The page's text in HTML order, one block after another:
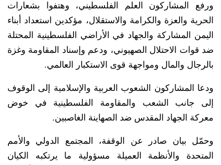
ورفع المشاركون العلم الفلسطيني، وهتفوا بشعارات
الحرية والعزة والكرامة والاستقلال، مؤكدين استعداد أبناء
اليمن المشاركة والجهاد في الأراضي الفلسطينية المحتلة
ضد قوات الاحتلال الصهيوني، ودعم وإسناد المقاومة وغزة
بالرجال والمال ومواجهة قوى الاستكبار العالمي.
ودعا المشاركون الشعوب العربية والإسلامية إلى الوقوف
إلى جانب الشعب والمقاومة الفلسطينية في خوض
معركة الجهاد المقدس ضد الصهاينة الغاصبين.
وحمّل بيان صادر عن الوقفة، المجتمع الدولي والأمم
المتحدة والأنظمة العميلة مسؤولية ما يرتكبه الكيان